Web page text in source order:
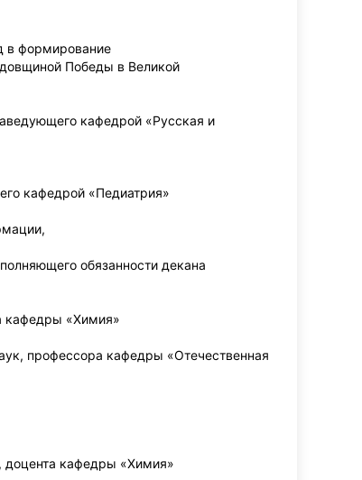
в формирование
Победы в Великой
кафедрой «Русская и
кафедрой «Педиатрия»
обязанности декана
кафедры «Химия»
профессора кафедры «Отечественная
кафедры «Химия»